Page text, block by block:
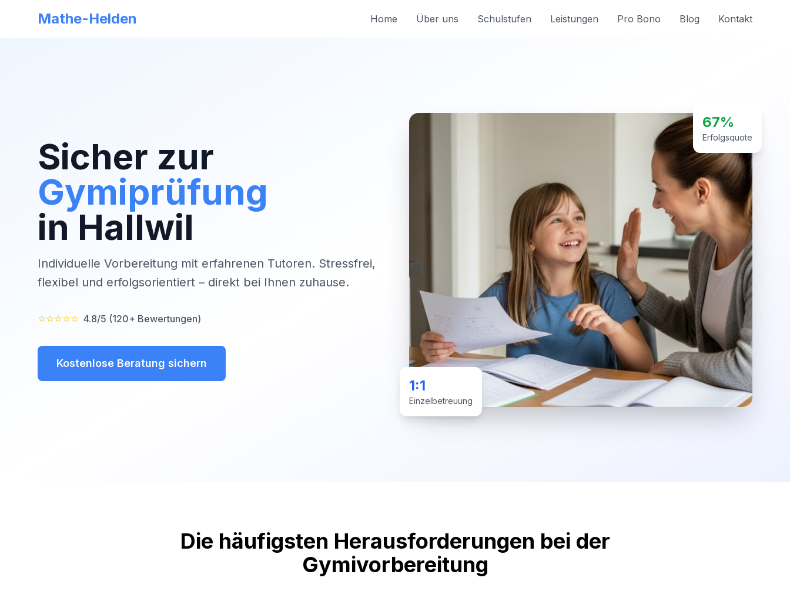
Mathe-Helden Home Über uns Schulstufen Leistungen Pro Bono Blog Kontakt
Sicher zur
Gymiprüfung
in Hallwil
Individuelle Vorbereitung mit erfahrenen Tutoren. Stressfrei,
flexibel und erfolgsorientiert – direkt bei Ihnen zuhause.
⭐⭐⭐⭐⭐ 4.8/5 (120+ Bewertungen)
Kostenlose Beratung sichern
67%
Erfolgsquote
1:1
Einzelbetreuung
Die häufigsten Herausforderungen bei der
Gymivorbereitung